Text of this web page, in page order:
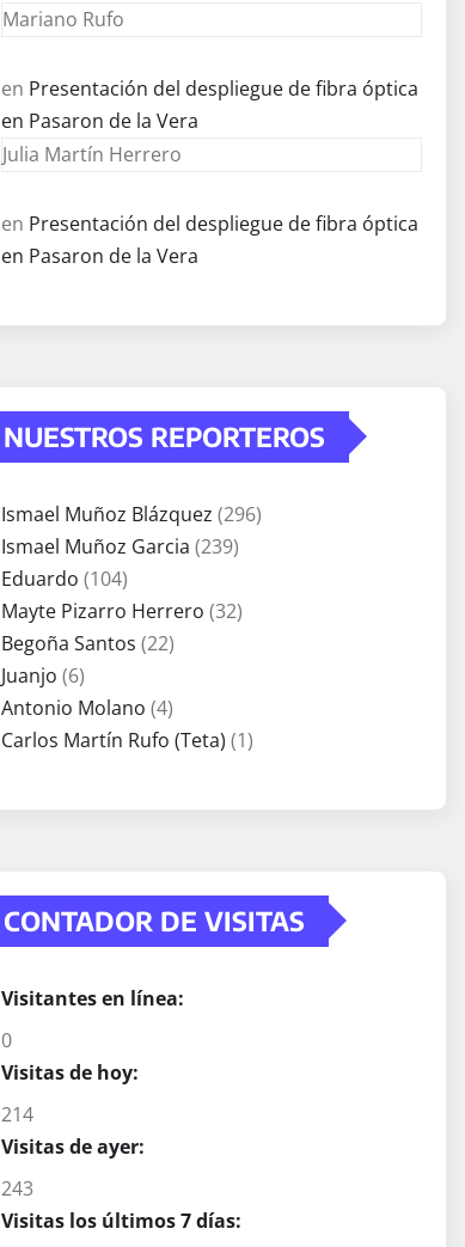
Mariano Rufo
en Presentación del despliegue de fibra óptica
en Pasaron de la Vera
Julia Martín Herrero
en Presentación del despliegue de fibra óptica
en Pasaron de la Vera
NUESTROS REPORTEROS
Ismael Muñoz Blázquez (296)
Ismael Muñoz Garcia (239)
Eduardo (104)
Mayte Pizarro Herrero (32)
Begoña Santos (22)
Juanjo (6)
Antonio Molano (4)
Carlos Martín Rufo (Teta) (1)
CONTADOR DE VISITAS
Visitantes en línea:
0
Visitas de hoy:
214
Visitas de ayer:
243
Visitas los últimos 7 días: